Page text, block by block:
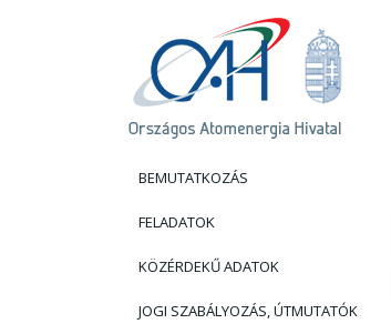
BEMUTATKOZÁS
FELADATOK
KÖZÉRDEKŰ ADATOK
JOGI SZABÁLYOZÁS, ÚTMUTATÓK